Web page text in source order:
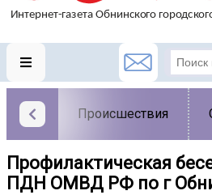
Происшествия
Профилактическая
ПДН ОМВД РФ по г